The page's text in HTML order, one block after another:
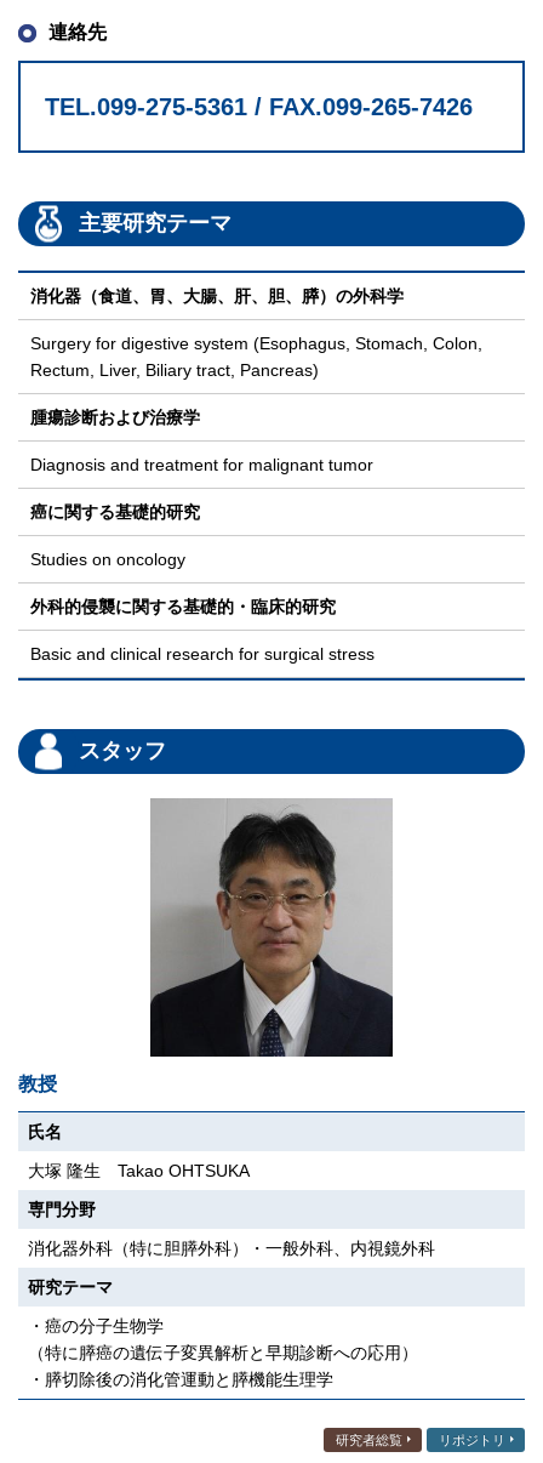
連絡先
TEL.099-275-5361 / FAX.099-265-7426
主要研究テーマ
消化器（食道、胃、大腸、肝、胆、膵）の外科学
Surgery for digestive system (Esophagus, Stomach, Colon,
Rectum, Liver, Biliary tract, Pancreas)
腫瘍診断および治療学
Diagnosis and treatment for malignant tumor
癌に関する基礎的研究
Studies on oncology
外科的侵襲に関する基礎的・臨床的研究
Basic and clinical research for surgical stress
スタッフ
教授
氏名
大塚 隆生 Takao OHTSUKA
専門分野
消化器外科（特に胆膵外科）・一般外科、内視鏡外科
研究テーマ
・癌の分子生物学
（特に膵癌の遺伝子変異解析と早期診断への応用）
・膵切除後の消化管運動と膵機能生理学
研究者総覧 リポジトリ